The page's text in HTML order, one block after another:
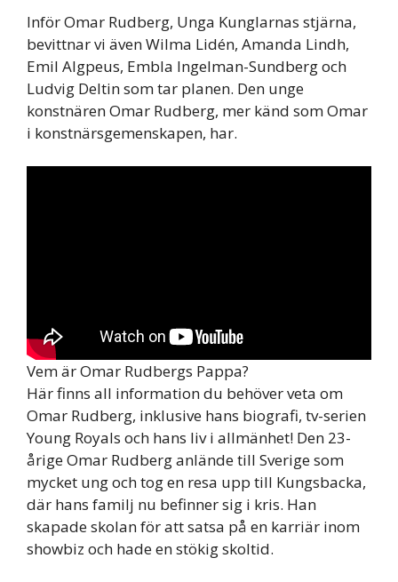
Inför Omar Rudberg, Unga Kunglarnas stjärna,
bevittnar vi även Wilma Lidén, Amanda Lindh,
Emil Algpeus, Embla Ingelman-Sundberg och
Ludvig Deltin som tar planen. Den unge
konstnären Omar Rudberg, mer känd som Omar
i konstnärsgemenskapen, har.
Vem är Omar Rudbergs Pappa?
Här finns all information du behöver veta om
Omar Rudberg, inklusive hans biografi, tv-serien
Young Royals och hans liv i allmänhet! Den 23-
årige Omar Rudberg anlände till Sverige som
mycket ung och tog en resa upp till Kungsbacka,
där hans familj nu befinner sig i kris. Han
skapade skolan för att satsa på en karriär inom
showbiz och hade en stökig skoltid.